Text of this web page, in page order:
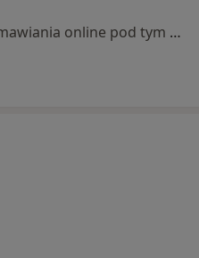
Specjalista nie oferuje umawiania online pod tym adresem.